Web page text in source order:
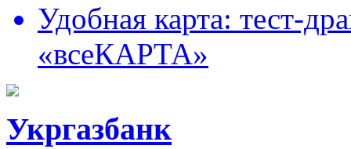
Удобная карта: тест-
«всеКАРТА»
Укргазбанк